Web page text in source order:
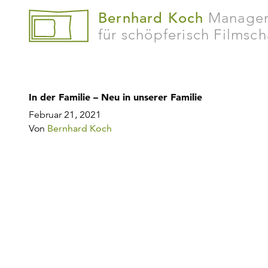
Bernhard Koch
für schöpferisch
In der Familie – Neu in unserer Familie
Februar 21, 2021
Von Bernhard Koch